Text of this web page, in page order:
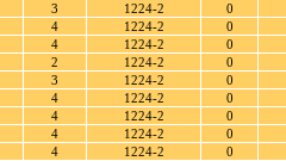
3 1224-2
0
4 1224-2
0
4 1224-2
0
2 1224-2
0
3 1224-2
0
4 1224-2
0
4 1224-2
0
4 1224-2
0
4 1224-2
0